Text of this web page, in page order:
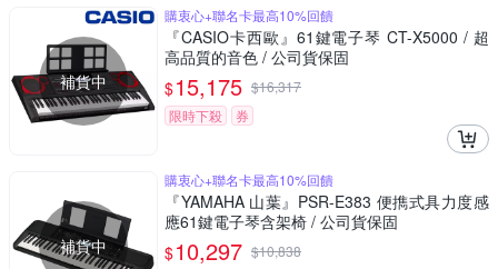
補貨中
購衷心+聯名卡最高10%回饋
『CASIO卡西歐』61鍵電子琴 CT-X5000 / 超
高品質的音色 / 公司貨保固
$15,175 $16,317
限時下殺
券
補貨中
購衷心+聯名卡最高10%回饋
『YAMAHA 山葉』PSR-E383 便擕式具力度感
應61鍵電子琴含架椅 / 公司貨保固
$10,297 $10,838